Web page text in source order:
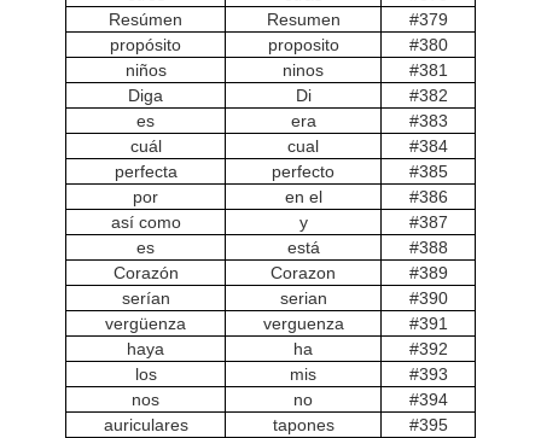
#379
Resumen
Resúmen
#380
proposito
propósito
#381
ninos
niños
#382
Di
Diga
#383
era
es
#384
cual
cuál
#385
perfecto
perfecta
#386
en el
por
#387
y
así como
#388
está
es
#389
Corazon
Corazón
#390
serian
serían
#391
verguenza
vergüenza
#392
ha
haya
#393
mis
los
#394
no
nos
#395
tapones
auriculares